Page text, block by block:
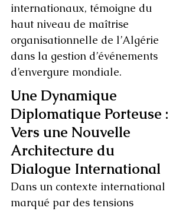
internationaux, témoigne du
haut niveau de maîtrise
organisationnelle de l’Algérie
dans la gestion d’événements
d’envergure mondiale.
Une Dynamique
Diplomatique Porteuse :
Vers une Nouvelle
Architecture du
Dialogue International
Dans un contexte international
marqué par des tensions